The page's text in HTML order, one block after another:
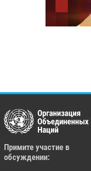
Примите участие в
обсуждении: